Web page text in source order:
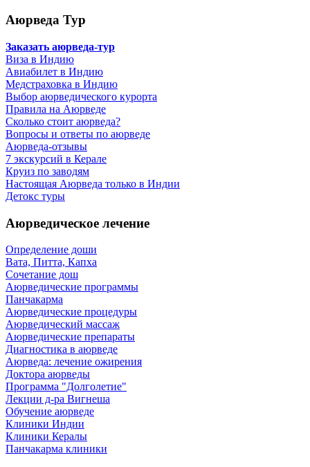
Аюрведа Тур
Заказать аюрведа-тур
Виза в Индию
Авиабилет в Индию
Медстраховка в Индию
Выбор аюрведического курорта
Правила на Аюрведе
Сколько стоит аюрведа?
Вопросы и ответы по аюрведе
Аюрведа-отзывы
7 экскурсий в Керале
Круиз по заводям
Настоящая Аюрведа только в Индии
Детокс туры
Аюрведическое лечение
Определение доши
Вата, Питта, Капха
Сочетание дош
Аюрведические программы
Панчакарма
Аюрведические процедуры
Аюрведический массаж
Аюрведические препараты
Диагностика в аюрведе
Аюрведа: лечение ожирения
Доктора аюрведы
Программа "Долголетие"
Лекции д-ра Вигнеша
Обучение аюрведе
Клиники Индии
Клиники Кералы
Панчакарма клиники